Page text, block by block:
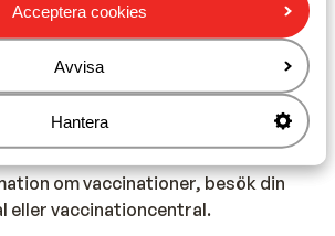
Acceptera cookies
Avvisa
Hantera
handlingar är ditt eget ansvar.
ansvariga för detta.
om vaccinationer, besök din
eller vaccinationcentral.